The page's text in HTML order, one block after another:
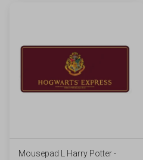
Mousepad L Harry Potter -